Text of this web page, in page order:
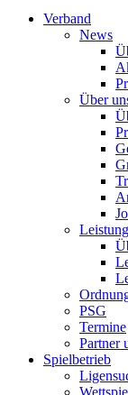
Verband
News
Über
PSG
Termine
Partner
Spielbetrieb